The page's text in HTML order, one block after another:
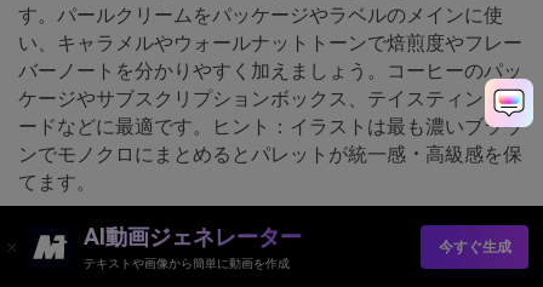
す。パールクリームをパッケージやラベルのメインに使
い、キャラメルやウォールナットトーンで焙煎度やフレー
バーノートを分かりやすく加えましょう。コーヒーのパッ
ケージやサブスクリプションボックス、テイスティングカ
ードなどに最適です。ヒント：イラストは最も濃いブラウ
ンでモノクロにまとめるとパレットが統一感・高級感を保
てます。
media.ioで生成されたパールラテの画像例
AI動画ジェネレーター
テキストや画像から簡単に動画を作成
今すぐ生成